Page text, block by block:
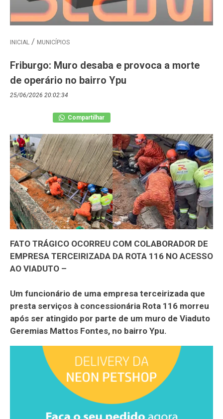
INICIAL MUNICÍPIOS
Friburgo: Muro desaba e provoca a morte
de operário no bairro Ypu
25/06/2026 20:02:34
Compartilhar
FATO TRÁGICO OCORREU COM COLABORADOR DE
EMPRESA TERCEIRIZADA DA ROTA 116 NO ACESSO
AO VIADUTO –
Um funcionário de uma empresa terceirizada que
presta serviços à concessionária Rota 116 morreu
após ser atingido por parte de um muro de Viaduto
Geremias Mattos Fontes, no bairro Ypu.